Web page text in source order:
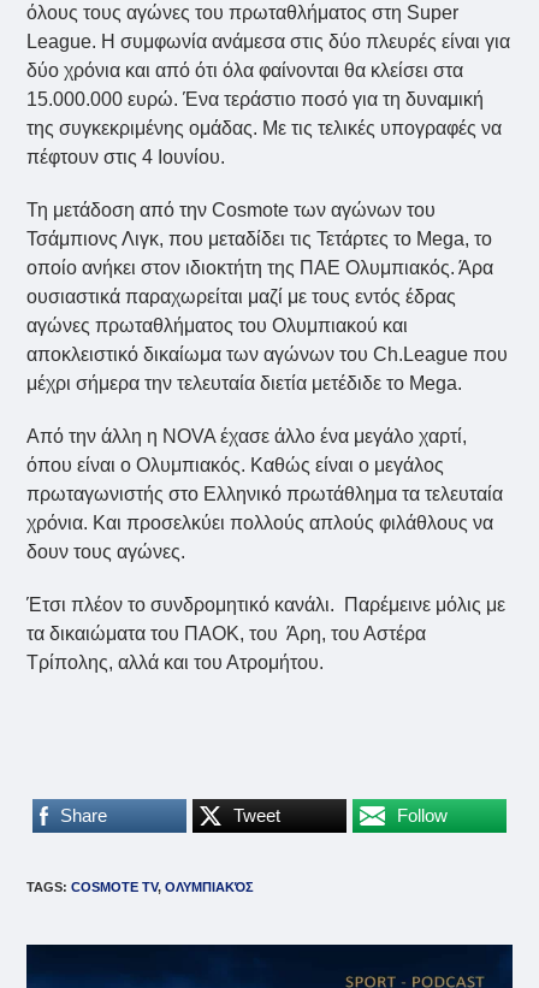
όλους τους αγώνες του πρωταθλήματος στη Super
League. Η συμφωνία ανάμεσα στις δύο πλευρές είναι για
δύο χρόνια και από ότι όλα φαίνονται θα κλείσει στα
15.000.000 ευρώ. Ένα τεράστιο ποσό για τη δυναμική
της συγκεκριμένης ομάδας. Με τις τελικές υπογραφές να
πέφτουν στις 4 Ιουνίου.
Τη μετάδοση από την Cosmote των αγώνων του
Τσάμπιονς Λιγκ, που μεταδίδει τις Τετάρτες το Mega, το
οποίο ανήκει στον ιδιοκτήτη της ΠΑΕ Ολυμπιακός. Άρα
ουσιαστικά παραχωρείται μαζί με τους εντός έδρας
αγώνες πρωταθλήματος του Ολυμπιακού και
αποκλειστικό δικαίωμα των αγώνων του Ch.League που
μέχρι σήμερα την τελευταία διετία μετέδιδε το Mega.
Από την άλλη η NOVA έχασε άλλο ένα μεγάλο χαρτί,
όπου είναι ο Ολυμπιακός. Καθώς είναι ο μεγάλος
πρωταγωνιστής στο Ελληνικό πρωτάθλημα τα τελευταία
χρόνια. Και προσελκύει πολλούς απλούς φιλάθλους να
δουν τους αγώνες.
Έτσι πλέον το συνδρομητικό κανάλι. Παρέμεινε μόλις με
τα δικαιώματα του ΠΑΟΚ, του Άρη, του Αστέρα
Τρίπολης, αλλά και του Ατρομήτου.
Share Tweet Follow
TAGS:COSMOTE TV, ΟΛΥΜΠΙΑΚΌΣ